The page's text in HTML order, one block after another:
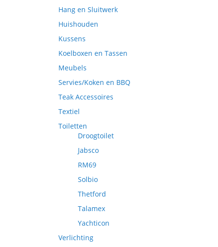
Hang en Sluitwerk
Huishouden
Kussens
Koelboxen en Tassen
Meubels
Servies/Koken en BBQ
Teak Accessoires
Textiel
Toiletten
Droogtoilet
Jabsco
RM69
Solbio
Thetford
Talamex
Yachticon
Verlichting